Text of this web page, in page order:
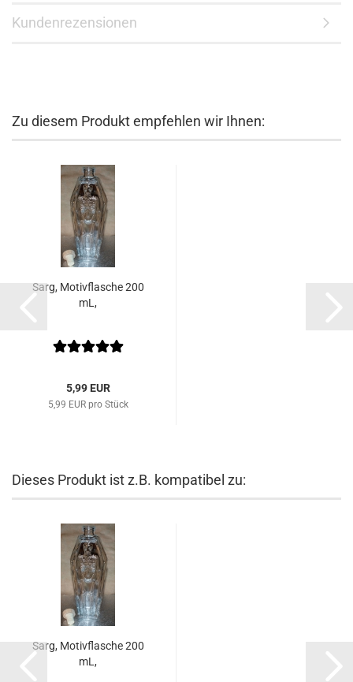
Kundenrezensionen
Zu diesem Produkt empfehlen wir Ihnen:
Sarg, Motivflasche 200
mL,
5,99 EUR
5,99 EUR pro Stück
Dieses Produkt ist z.B. kompatibel zu:
Sarg, Motivflasche 200
mL,